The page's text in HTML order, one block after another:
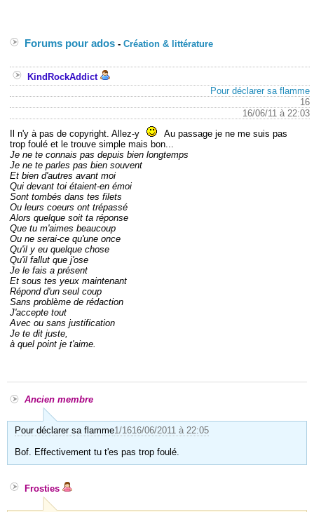
Forums pour ados - Création & littérature
KindRockAddict
Pour déclarer sa flamme
16
16/06/11 à 22:03
Il n'y à pas de copyright. Allez-y
Au passage je ne me suis pas
trop foulé et le trouve simple mais bon...
Je ne te connais pas depuis bien longtemps
Je ne te parles pas bien souvent
Et bien d'autres avant moi
Qui devant toi étaient-en émoi
Sont tombés dans tes filets
Ou leurs coeurs ont trépassé
Alors quelque soit ta réponse
Que tu m'aimes beaucoup
Ou ne serai-ce qu'une once
Qu'il y eu quelque chose
Qu'il fallut que j'ose
Je le fais a présent
Et sous tes yeux maintenant
Répond d'un seul coup
Sans problème de rédaction
J'accepte tout
Avec ou sans justification
Je te dit juste,
à quel point je t'aime.
Ancien membre
Pour déclarer sa flamme1/1616/06/2011 à 22:05
Bof. Effectivement tu t'es pas trop foulé.
Frosties